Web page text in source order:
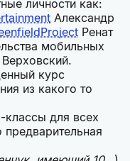
личности как:
Александр
Ренат
мобильных
курс
из какого то
классы для всех